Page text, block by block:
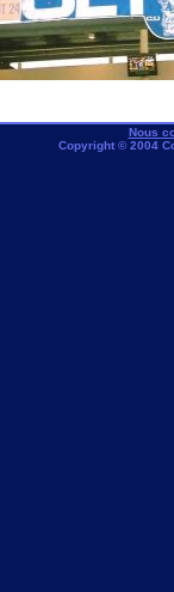
Nous
Copyright © 2004